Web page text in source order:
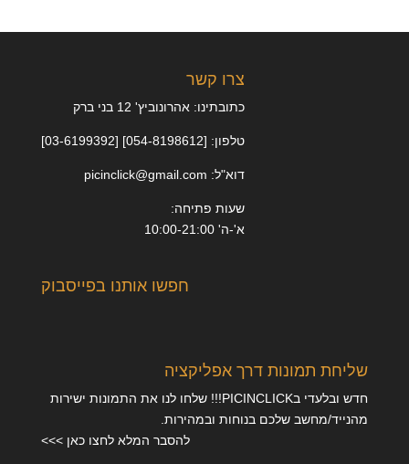
צרו קשר
כתובתינו: אהרונוביץ' 12 בני ברק
טלפון: [054-8198612] [03-6199392]
דוא"ל: picinclick@gmail.com
שעות פתיחה:
א'-ה' 10:00-21:00
חפשו אותנו בפייסבוק
שליחת תמונות דרך אפליקציה
חדש ובלעדי בPICINCLICK!!! שלחו לנו את התמונות ישירות
מהנייד/מחשב שלכם בנוחות ובמהירות.
להסבר המלא לחצו כאן >>>